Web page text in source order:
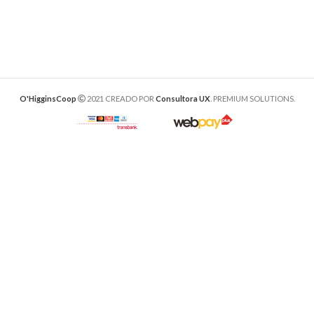
O'HigginsCoop 2021 CREADO POR Consultora UX. PREMIUM SOLUTIONS.